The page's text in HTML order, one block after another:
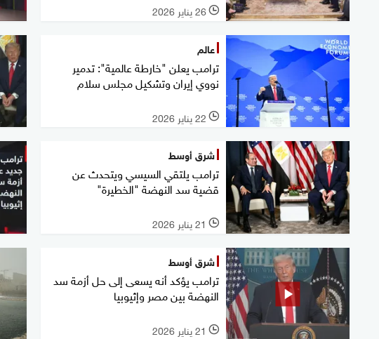
l 26 يناير 2026
عالم
ترامب يعلن "خارطة عالمية": تدمير
نووي إيران وتشكيل مجلس سلام
l 22 يناير 2026
شرق أوسط
ترامب يلتقي السيسي ويتحدث عن
قضية سد النهضة "الخطيرة"
l 21 يناير 2026
شرق أوسط
ترامب يؤكد أنه يسعى إلى حل أزمة سد
النهضة بين مصر وإثيوبيا
l 21 يناير 2026